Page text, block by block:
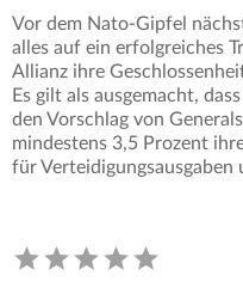
Vor dem Nato-Gipfel
alles auf ein erfolgreiches
Allianz ihre
Es gilt als ausgemacht,
den Vorschlag von
mindestens 3,5 Prozent
für Verteidigungsausgaben